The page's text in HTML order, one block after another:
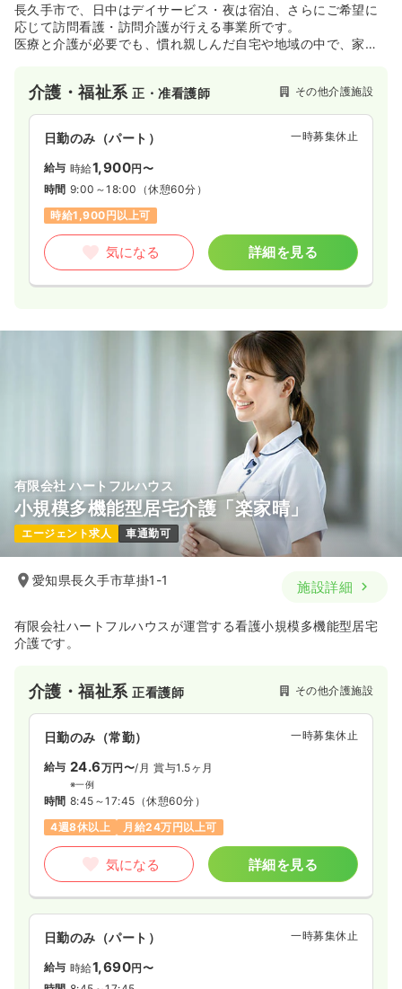
長久手市で、日中はデイサービス・夜は宿泊、さらにご希望に
応じて訪問看護・訪問介護が行える事業所です。
医療と介護が必要でも、慣れ親しんだ自宅や地域の中で、家族
の方法でサービスをご提供します。
介護・福祉系正・准看護師 その他介護施設
日勤のみ（パート） 一時募集休止
給与 時給1,900円〜
時間 9:00～18:00 （休憩60分）
時給1,900円以上可
気になる 詳細を見る
有限会社 ハートフルハウス
小規模多機能型居宅介護「楽家晴」
エージェント求人 車通勤可
愛知県長久手市草掛1-1 施設詳細
有限会社ハートフルハウスが運営する看護小規模多機能型居宅
介護です。
介護・福祉系正看護師 その他介護施設
日勤のみ（常勤） 一時募集休止
給与 24.6万円〜/月 賞与1.5ヶ月
※一例
時間 8:45～17:45 （休憩60分）
4週8休以上
月給24万円以上可
気になる 詳細を見る
日勤のみ（パート） 一時募集休止
給与 時給1,690円〜